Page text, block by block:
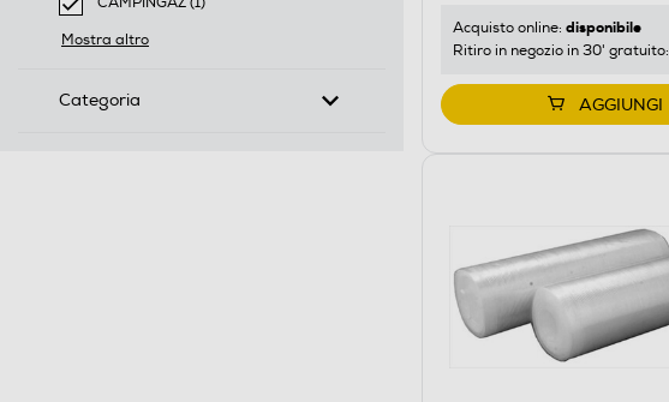
selected Filtro applicato per Marca: CAMPINGAZ
Mostra altro
Categoria
Acquisto online: disponibile
Ritiro in negozio in 30' gratuito:
AGGIUNGI